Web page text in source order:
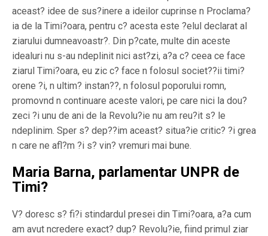
aceast? idee de sus?inere a ideilor cuprinse n Proclama?
ia de la Timi?oara, pentru c? acesta este ?elul declarat al
ziarului dumneavoastr?. Din p?cate, multe din aceste
idealuri nu s-au ndeplinit nici ast?zi, a?a c? ceea ce face
ziarul Timi?oara, eu zic c? face n folosul societ??ii timi?
orene ?i, n ultim? instan??, n folosul poporului romn,
promovnd n continuare aceste valori, pe care nici la dou?
zeci ?i unu de ani de la Revolu?ie nu am reu?it s? le
ndeplinim. Sper s? dep??im aceast? situa?ie critic? ?i grea
n care ne afl?m ?i s? vin? vremuri mai bune.
Maria Barna, parlamentar UNPR de
Timi?
V? doresc s? fi?i stindardul presei din Timi?oara, a?a cum
am avut ncredere exact? dup? Revolu?ie, fiind primul ziar